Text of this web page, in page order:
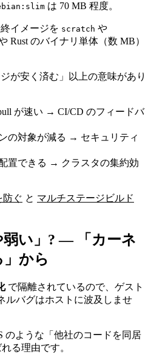
は 70 MB 程度。
イメージを scratch や
Rust のバイナリ単体（数 MB）
が安く済む」以上の意味があり
が速い → CI/CD のフィードバ
の対象が減る → セキュリティ
置できる → クラスタの集約効
防ぐ と マルチステージビルド
い」? — 「カーネ
から
で隔離されているので、ゲスト
ルバグはホストに波及しませ
のような「他社のコードを同居
る理由です。